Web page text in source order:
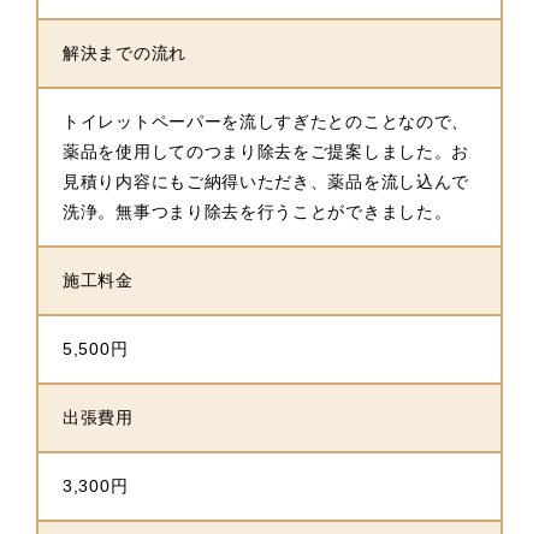
解決までの流れ
トイレットペーパーを流しすぎたとのことなので、
薬品を使用してのつまり除去をご提案しました。お
見積り内容にもご納得いただき、薬品を流し込んで
洗浄。無事つまり除去を行うことができました。
施工料金
5,500円
出張費用
3,300円